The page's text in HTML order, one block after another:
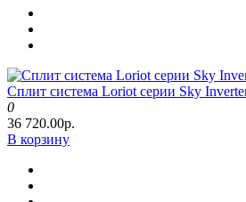
Сплит система Loriot серии Sky
0
36 720.00р.
В корзину